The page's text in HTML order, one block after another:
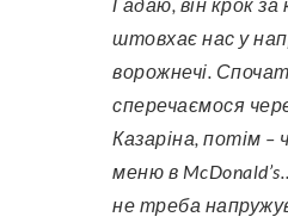
штовхає нас у
ворожнечі.
сперечаємося
Казаріна, потім –
меню в
не треба